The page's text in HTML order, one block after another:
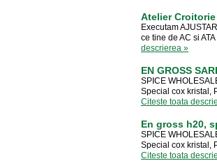
Atelier
Executam
ce tine de AC si
descrierea »
EN GROSS
SPICE
Special cox kristal,
Citeste toata
En gross h20,
SPICE
Special cox kristal,
Citeste toata